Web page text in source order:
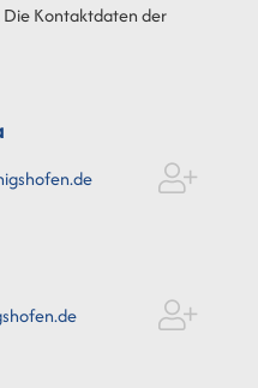
Die Kontaktdaten der